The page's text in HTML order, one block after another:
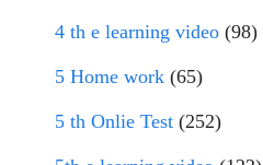
4 th e learning video (98)
5 Home work (65)
5 th Onlie Test (252)